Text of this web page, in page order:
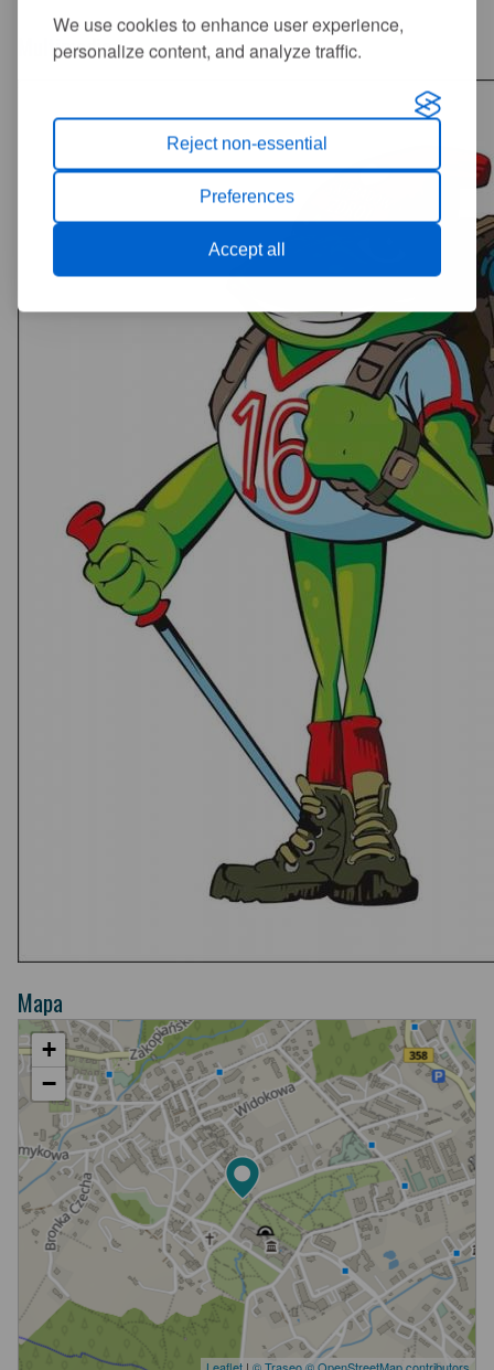
We use cookies to enhance user experience,
personalize content, and analyze traffic.
Reject non-essential
Preferences
Accept all
Multimedia
Mapa
+
−
Leaflet | © Traseo© OpenStreetMap contributors